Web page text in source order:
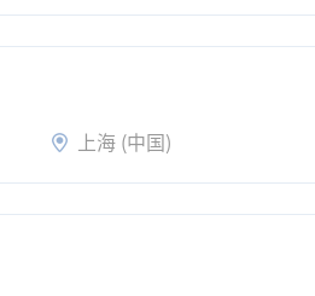
上海 (中国)